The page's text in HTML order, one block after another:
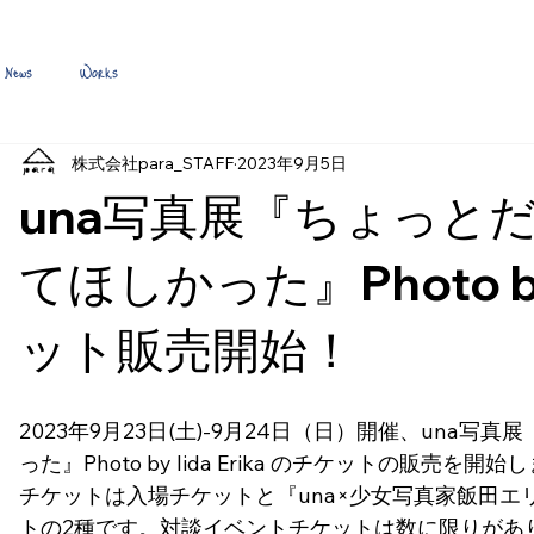
News Works
una写真展『ちょっと
てほしかった』Photo
ット販売開始！
株式会社para_STAFF 2023年9月5日
2023年9月23日(土)-9月24日（日）開催、una写真
った』Photo by Iida Erika のチケットの販売を開始し
チケットは入場チケットと『una×少女写真家飯田エ
トの2種です。対談イベントチケットは数に限りがあ